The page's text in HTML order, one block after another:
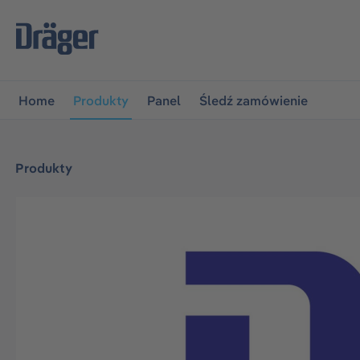
do głównej nawigacji
Home Produkty Panel Śledź zamówienie
Produkty